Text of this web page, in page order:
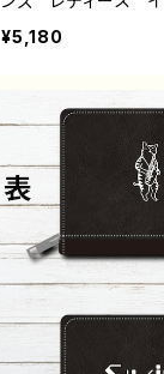
い 動物 シンプ
柄 綺麗 かわい
オリジナル デザイ
ト タイトル：
無月りい
¥5,180